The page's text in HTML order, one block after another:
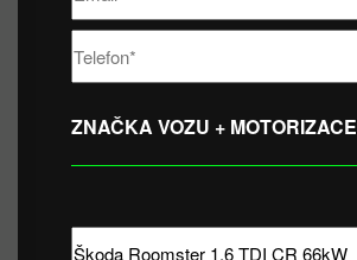
ZNAČKA VOZU + MOTORIZACE